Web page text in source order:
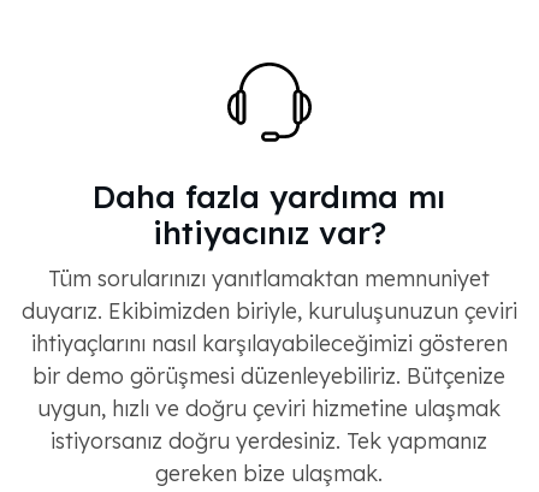
Daha fazla yardıma mı
ihtiyacınız var?
Tüm sorularınızı yanıtlamaktan memnuniyet
duyarız. Ekibimizden biriyle, kuruluşunuzun çeviri
ihtiyaçlarını nasıl karşılayabileceğimizi gösteren
bir demo görüşmesi düzenleyebiliriz. Bütçenize
uygun, hızlı ve doğru çeviri hizmetine ulaşmak
istiyorsanız doğru yerdesiniz. Tek yapmanız
gereken bize ulaşmak.